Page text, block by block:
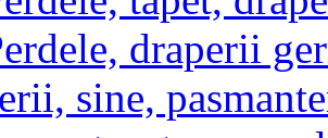
draperii
sine,